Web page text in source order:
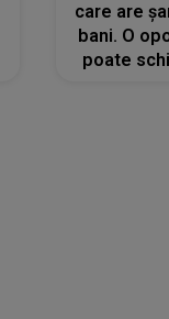
care are
bani. O
poate